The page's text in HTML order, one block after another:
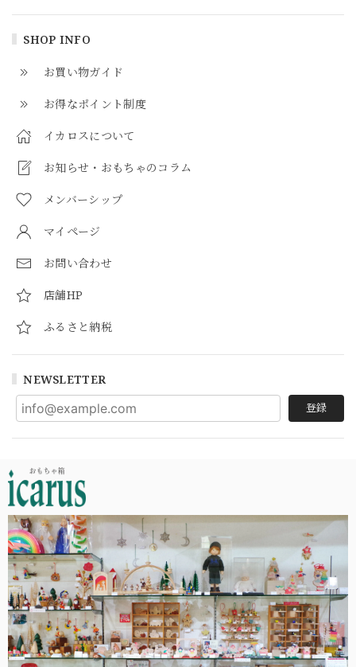
SHOP INFO
お買い物ガイド
お得なポイント制度
イカロスについて
お知らせ・おもちゃのコラム
メンバーシップ
マイページ
お問い合わせ
店舗HP
ふるさと納税
NEWSLETTER
登録